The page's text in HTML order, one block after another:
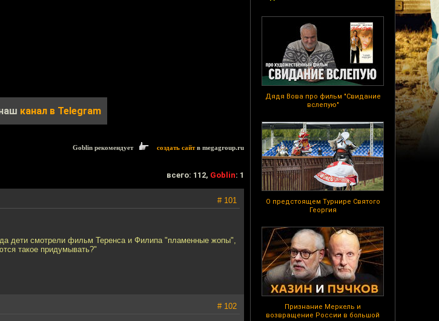
Дядя Вова про фильм "Свидание
вслепую"
О предстоящем Турнире Святого
Георгия
Признание Меркель и
возвращение России в большой
канал в Telegram
Goblin рекомендует создать сайтв megagroup.ru
всего: 112, Goblin: 1
# 101
дети смотрели фильм Теренса и Филипа "пламенные жопы",
такое придумывать?"
# 102